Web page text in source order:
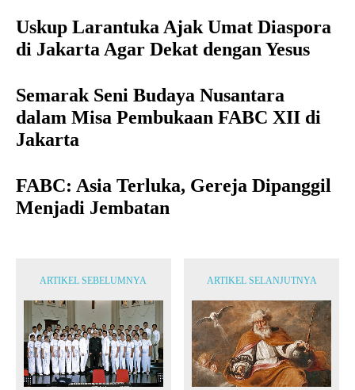
Uskup Larantuka Ajak Umat Diaspora
di Jakarta Agar Dekat dengan Yesus
Semarak Seni Budaya Nusantara
dalam Misa Pembukaan FABC XII di
Jakarta
FABC: Asia Terluka, Gereja Dipanggil
Menjadi Jembatan
ARTIKEL SEBELUMNYA ARTIKEL SELANJUTNYA